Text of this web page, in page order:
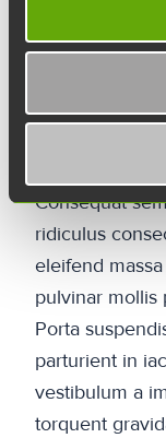
lobortis enim
vestibulum
suspendisse
adipiscing ut
condimentum
Consequat
ridiculus
eleifend
pulvinar mollis
Porta
parturient in
vestibulum a
torquent